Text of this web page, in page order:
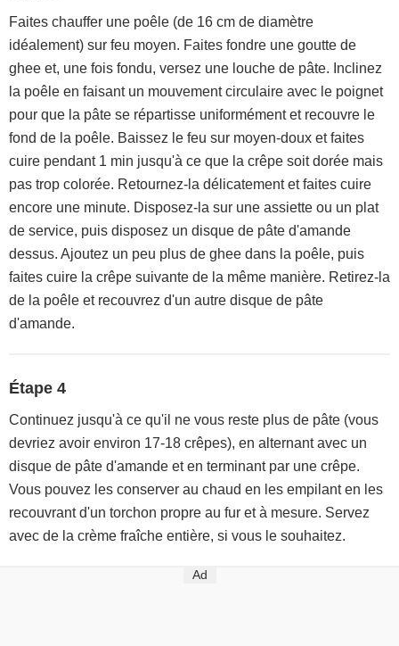
Faites chauffer une poêle (de 16 cm de diamètre
idéalement) sur feu moyen. Faites fondre une goutte de
ghee et, une fois fondu, versez une louche de pâte. Inclinez
la poêle en faisant un mouvement circulaire avec le poignet
pour que la pâte se répartisse uniformément et recouvre le
fond de la poêle. Baissez le feu sur moyen-doux et faites
cuire pendant 1 min jusqu'à ce que la crêpe soit dorée mais
pas trop colorée. Retournez-la délicatement et faites cuire
encore une minute. Disposez-la sur une assiette ou un plat
de service, puis disposez un disque de pâte d'amande
dessus. Ajoutez un peu plus de ghee dans la poêle, puis
faites cuire la crêpe suivante de la même manière. Retirez-la
de la poêle et recouvrez d'un autre disque de pâte
d'amande.
Étape 4
Continuez jusqu'à ce qu'il ne vous reste plus de pâte (vous
devriez avoir environ 17-18 crêpes), en alternant avec un
disque de pâte d'amande et en terminant par une crêpe.
Vous pouvez les conserver au chaud en les empilant en les
recouvrant d'un torchon propre au fur et à mesure. Servez
avec de la crème fraîche entière, si vous le souhaitez.
Ad